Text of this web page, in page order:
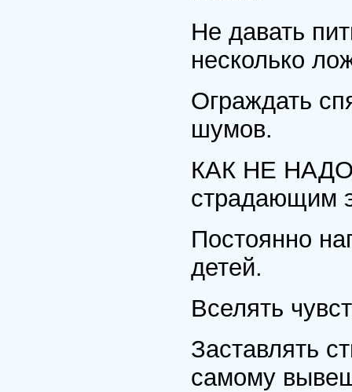
Не давать
несколько
Ограждать
шумов.
КАК НЕ НАДО
страдающим
Постоянно
детей.
Вселять
Заставлять
самому